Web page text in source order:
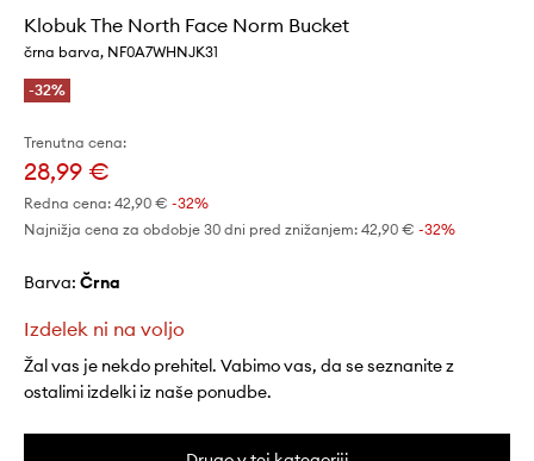
Klobuk The North Face Norm Bucket
črna barva, NF0A7WHNJK31
-32%
Trenutna cena:
28,99 €
Redna cena: 42,90 € -32%
Najnižja cena za obdobje 30 dni pred znižanjem: 42,90 € -32%
Barva: črna
Izdelek ni na voljo
Žal vas je nekdo prehitel. Vabimo vas, da se seznanite z
ostalimi izdelki iz naše ponudbe.